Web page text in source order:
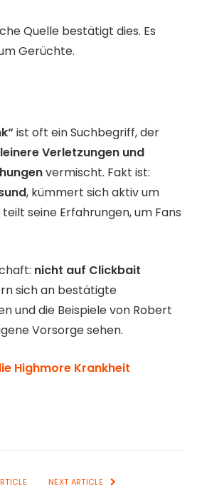
Quelle bestätigt dies. Es
Gerüchte.
ist oft ein Suchbegriff, der
Verletzungen und
vermischt. Fakt ist:
, kümmert sich aktiv um
seine Erfahrungen, um Fans
nicht auf Clickbait
sich an bestätigte
und die Beispiele von Robert
Vorsorge sehen.
Highmore Krankheit
NEXT ARTICLE